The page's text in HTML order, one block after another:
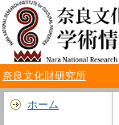
奈良文化財研究所
ホーム